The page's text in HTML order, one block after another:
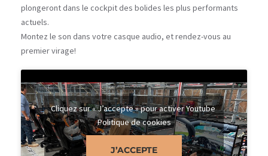
plongeront dans le cockpit des bolides les plus performants
actuels.
Montez le son dans votre casque audio, et rendez-vous au
premier virage!
Cliquez sur « J’accepte » pour activer Youtube
Politique de cookies
J’ACCEPTE